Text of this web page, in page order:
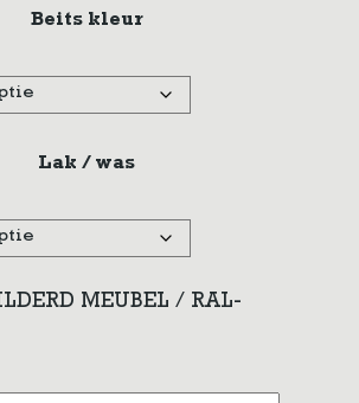
Beits kleur
Lak / was
MEUBEL / RAL-